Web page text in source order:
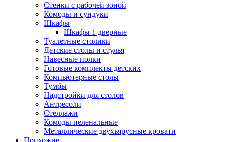
Стенки с рабочей зоной
Комоды и сундуки
Шкафы
Шкафы 1 дверные
Туалетные столики
Детские столы и стулья
Навесные полки
Готовые комплекты детских
Компьютерные столы
Тумбы
Надстройки для столов
Антресоли
Стеллажи
Комоды пеленальные
Металлические двухъярусные кровати
Прихожие